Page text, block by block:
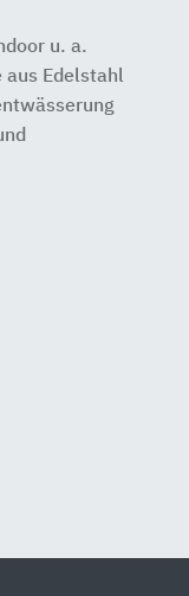
u. a.
aus Edelstahl